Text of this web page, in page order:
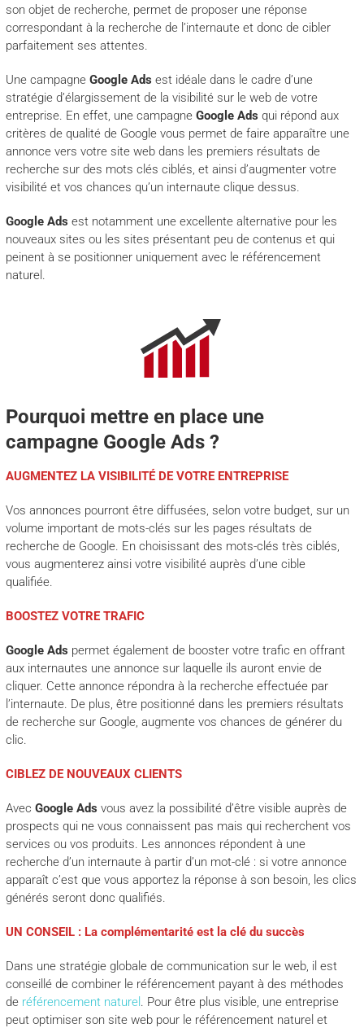
son objet de recherche, permet de proposer une réponse
correspondant à la recherche de l’internaute et donc de cibler
parfaitement ses attentes.
Une campagne Google Ads est idéale dans le cadre d’une
stratégie d’élargissement de la visibilité sur le web de votre
entreprise. En effet, une campagne Google Ads qui répond aux
critères de qualité de Google vous permet de faire apparaître une
annonce vers votre site web dans les premiers résultats de
recherche sur des mots clés ciblés, et ainsi d’augmenter votre
visibilité et vos chances qu’un internaute clique dessus.
Google Ads est notamment une excellente alternative pour les
nouveaux sites ou les sites présentant peu de contenus et qui
peinent à se positionner uniquement avec le référencement
naturel.
Pourquoi mettre en place une
campagne Google Ads ?
AUGMENTEZ LA VISIBILITÉ DE VOTRE ENTREPRISE
Vos annonces pourront être diffusées, selon votre budget, sur un
volume important de mots-clés sur les pages résultats de
recherche de Google. En choisissant des mots-clés très ciblés,
vous augmenterez ainsi votre visibilité auprès d’une cible
qualifiée.
BOOSTEZ VOTRE TRAFIC
Google Ads permet également de booster votre trafic en offrant
aux internautes une annonce sur laquelle ils auront envie de
cliquer. Cette annonce répondra à la recherche effectuée par
l’internaute. De plus, être positionné dans les premiers résultats
de recherche sur Google, augmente vos chances de générer du
clic.
CIBLEZ DE NOUVEAUX CLIENTS
Avec Google Ads vous avez la possibilité d’être visible auprès de
prospects qui ne vous connaissent pas mais qui recherchent vos
services ou vos produits. Les annonces répondent à une
recherche d’un internaute à partir d’un mot-clé : si votre annonce
apparaît c’est que vous apportez la réponse à son besoin, les clics
générés seront donc qualifiés.
UN CONSEIL : La complémentarité est la clé du succès
Dans une stratégie globale de communication sur le web, il est
conseillé de combiner le référencement payant à des méthodes
de référencement naturel . Pour être plus visible, une entreprise
peut optimiser son site web pour le référencement naturel et